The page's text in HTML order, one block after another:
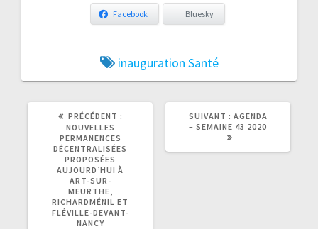
Facebook Bluesky
inauguration Santé
PRÉCÉDENT :
ARTICLE
PRÉCÉDENT
NOUVELLES
PERMANENCES
DÉCENTRALISÉES
PROPOSÉES
AUJOURD’HUI À
ART-SUR-
MEURTHE,
RICHARDMÉNIL ET
FLÉVILLE-DEVANT-
NANCY
SUIVANT :
ARTICLE
AGENDA
– SEMAINE 43 2020